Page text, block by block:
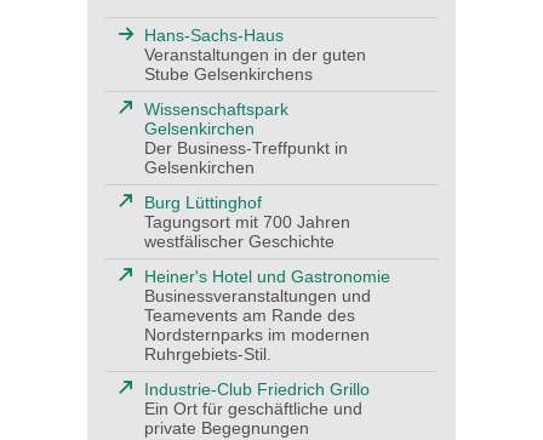
Hans-Sachs-Haus
Veranstaltungen in der guten
Stube Gelsenkirchens
Wissenschaftspark
Gelsenkirchen
Der Business-Treffpunkt in
Gelsenkirchen
Burg Lüttinghof
Tagungsort mit 700 Jahren
westfälischer Geschichte
Heiner's Hotel und Gastronomie
Businessveranstaltungen und
Teamevents am Rande des
Nordsternparks im modernen
Ruhrgebiets-Stil.
Industrie-Club Friedrich Grillo
Ein Ort für geschäftliche und
private Begegnungen